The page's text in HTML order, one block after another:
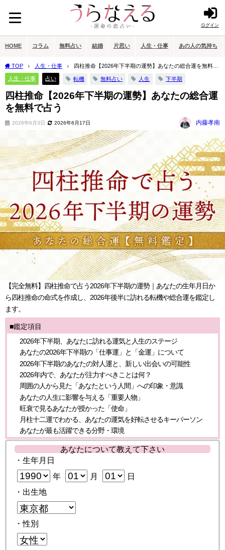
ログイン
HOME コラム 無料占い 結婚 片思い 人生・仕事 あの人の気持ち
TOP 人生・仕事
四柱推命【2026年下半期の運勢】あなたの総合運を無料で
占う
人生・仕事 占い 転機 無料占い 人生 下半期
四柱推命【2026年下半期の運勢】あなたの総合運
を無料で占う
2026年6月3日 2026年6月17日 内藤孝南
【完全無料】四柱推命で占う2026年下半期の運勢｜あなたの生年月日か
ら四柱推命の命式を作成し、2026年後半に訪れる転機や総合運を鑑定し
ます。
■鑑定項目
2026年下半期、あなたに訪れる運気と人生のステージ
あなたの2026年下半期の「仕事運」と「金運」について
2026年下半期のあなたの対人運と、新しい出会いの可能性
2026年内で、あなたが注力すべきことは何？
周囲の人から見た「あなたという人間」への印象・意識
あなたの人生に影響を与える「重要人物」
旺衰で見るあなたが授かった「使命」
月柱十二運でわかる、あなたの運気を好転させるキーパーソン
あなたが最も活躍できる分野・環境
あなたについて教えて下さい
・生年月日
年 月
日
・出生地
・性別